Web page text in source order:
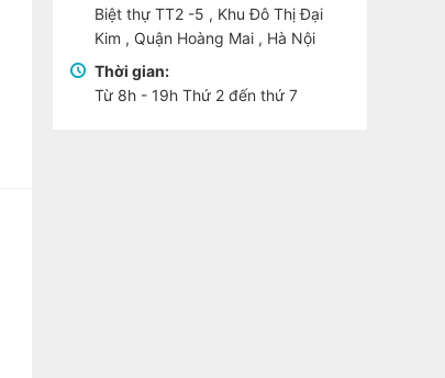
Biệt thự TT2 -5 , Khu Đô Thị Đại
Kim , Quận Hoàng Mai , Hà Nội
Thời gian:
Từ 8h - 19h Thứ 2 đến thứ 7